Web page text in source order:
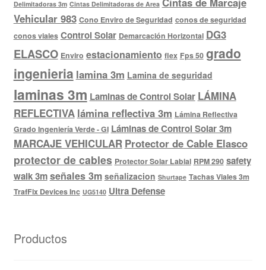
Delimitadoras 3m Cintas Delimitadoras de Area
Vehicular 983 Cono Enviro de Seguridad conos de seguridad
conos viales Control Solar Demarcación Horizontal DG3
ELASCO Enviro estacionamiento flex Fps 50 grado
ingenieria lamina 3m Lamina de seguridad
laminas 3m Laminas de Control Solar LÁMINA
REFLECTIVA lámina reflectiva 3m Lámina Reflectiva
Grado Ingeniería Verde - GI Láminas de Control Solar 3m
MARCAJE VEHICULAR Protector de Cable Elasco
protector de cables Protector Solar Labial RPM 290 safety
walk 3mseñales 3m señalizacion Shurtape Tachas Viales 3m
TrafFix Devices Inc UG5140 Ultra Defense
Productos